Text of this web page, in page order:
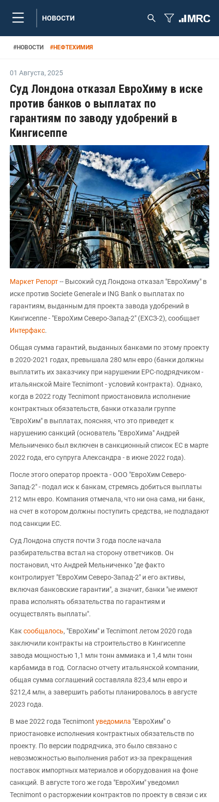
НОВОСТИ
#НОВОСТИ #НЕФТЕХИМИЯ
01 Августа, 2025
Суд Лондона отказал ЕвроХиму в иске
против банков о выплатах по
гарантиям по заводу удобрений в
Кингисеппе
Маркет Репорт-- Высокий суд Лондона отказал "ЕвроХиму" в
иске против Societe Generale и ING Bank о выплатах по
гарантиям, выданным для проекта завода удобрений в
Кингисеппе - "ЕвроХим Северо-Запад-2" (ЕХСЗ-2), сообщает
Интерфакс.
Общая сумма гарантий, выданных банками по этому проекту
в 2020-2021 годах, превышала 280 млн евро (банки должны
выплатить их заказчику при нарушении EPC-подрядчиком -
итальянской Maire Tecnimont - условий контракта). Однако,
когда в 2022 году Tecnimont приостановила исполнение
контрактных обязательств, банки отказали группе
"ЕвроХим" в выплатах, поясняя, что это приведет к
нарушению санкций (основатель "ЕвроХима" Андрей
Мельниченко был включен в санкционный список ЕС в марте
2022 года, его супруга Александра - в июне 2022 года).
После этого оператор проекта - ООО "ЕвроХим Северо-
Запад-2" - подал иск к банкам, стремясь добиться выплаты
212 млн евро. Компания отмечала, что ни она сама, ни банк,
на счет в котором должны поступить средства, не подпадают
под санкции ЕС.
Суд Лондона спустя почти 3 года после начала
разбирательства встал на сторону ответчиков. Он
постановил, что Андрей Мельниченко "де факто
контролирует "ЕвроХим Северо-Запад-2" и его активы,
включая банковские гарантии", а значит, банки "не имеют
права исполнять обязательства по гарантиям и
осуществлять выплаты".
Как сообщалось, "ЕвроХим" и Tecnimont летом 2020 года
заключили контракты на строительство в Кингисеппе
завода мощностью 1,1 млн тонн аммиака и 1,4 млн тонн
карбамида в год. Согласно отчету итальянской компании,
общая сумма соглашений составляла 823,4 млн евро и
$212,4 млн, а завершить работы планировалось в августе
2023 года.
В мае 2022 года Tecnimont уведомила "ЕвроХим" о
приостановке исполнения контрактных обязательств по
проекту. По версии подрядчика, это было связано с
невозможностью выполнения работ из-за прекращения
поставок импортных материалов и оборудования на фоне
санкций. В августе того же года "ЕвроХим" уведомил
Tecnimont о расторжении контрактов по проекту в связи с их